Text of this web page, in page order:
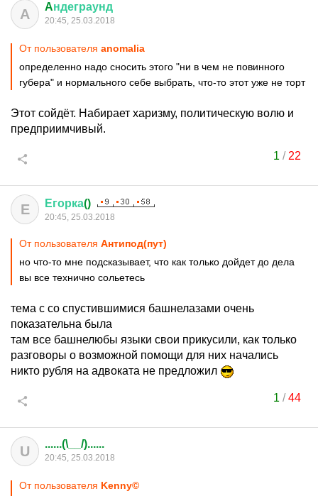
A Aндеграунд
20:45, 25.03.2018
От пользователя anomalia
определенно надо сносить этого "ни в чем не повинного
губера" и нормального себе выбрать, что-то этот уже не торт
Этот сойдёт. Набирает харизму, политическую волю и
предприимчивый.
1 / 22
Е Егорка()
20:45, 25.03.2018
От пользователя Антипод(пут)
но что-то мне подсказывает, что как только дойдет до дела
вы все технично сольетесь
тема с со спустившимися башнелазами очень
показательна была
там все башнелюбы языки свои прикусили, как только
разговоры о возможной помощи для них начались
никто рубля на адвоката не предложил
1 /44
U ......(\__/)......
20:45, 25.03.2018
От пользователя Kenny©